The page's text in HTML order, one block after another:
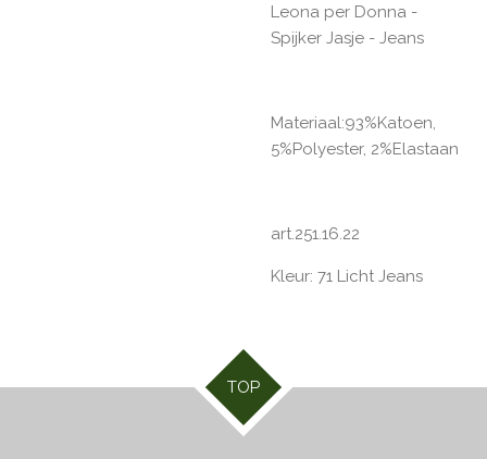
Leona per Donna -
Spijker Jasje - Jeans
Materiaal:93%Katoen,
5%Polyester, 2%Elastaan
art.251.16.22
Kleur: 71 Licht Jeans
TOP